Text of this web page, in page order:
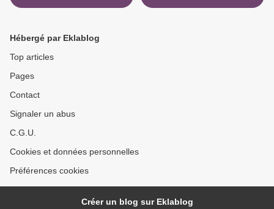
ET QUE VOIR A
ENVIRONNANTS >
Hébergé par Eklablog
Top articles
Pages
Contact
Signaler un abus
C.G.U.
Cookies et données personnelles
Préférences cookies
Créer un blog sur Eklablog